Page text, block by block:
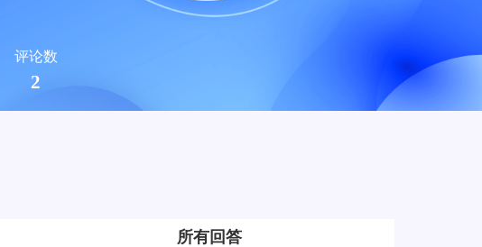
评论数
2
所有回答